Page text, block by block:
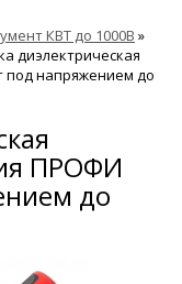
КВТ до 1000В »
диэлектрическая
под напряжением до
ПРОФИ
до